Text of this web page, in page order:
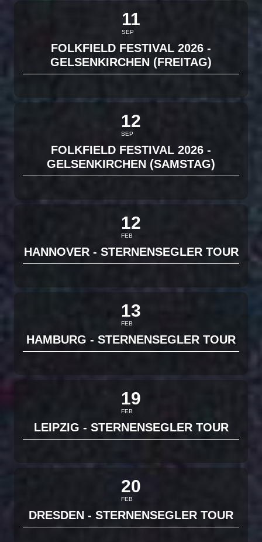
11
SEP
FOLKFIELD FESTIVAL 2026 -
GELSENKIRCHEN (FREITAG)
12
SEP
FOLKFIELD FESTIVAL 2026 -
GELSENKIRCHEN (SAMSTAG)
12
FEB
HANNOVER - STERNENSEGLER TOUR
13
FEB
HAMBURG - STERNENSEGLER TOUR
19
FEB
LEIPZIG - STERNENSEGLER TOUR
20
FEB
DRESDEN - STERNENSEGLER TOUR